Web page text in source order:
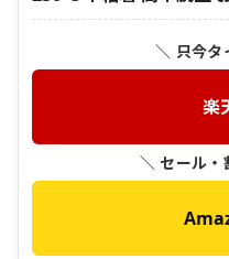
＼ 只今タ
楽
＼ セール・